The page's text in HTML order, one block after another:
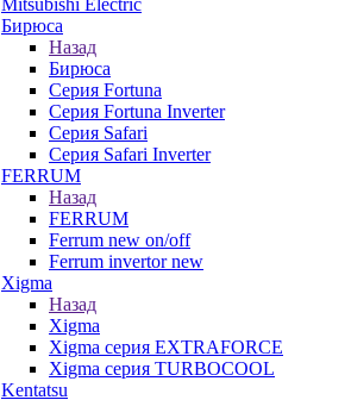
Mitsubishi Electric
Бирюса
Назад
Бирюса
Серия Fortuna
Серия Fortuna Inverter
Серия Safari
Серия Safari Inverter
FERRUM
Назад
FERRUM
Ferrum new on/off
Ferrum invertor new
Xigma
Назад
Xigma
Xigma серия EXTRAFORCE
Xigma серия TURBOCOOL
Kentatsu